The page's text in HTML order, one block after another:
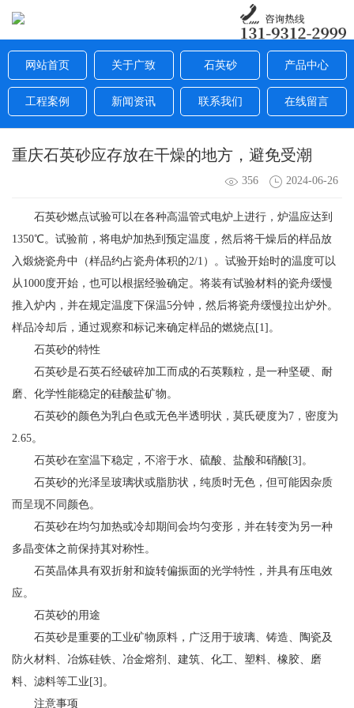
网站首页 关于广致 石英砂 产品中心
工程案例 新闻资讯 联系我们 在线留言
重庆石英砂应存放在干燥的地方，避免受潮
356 2024-06-26
石英砂燃点试验可以在各种高温管式电炉上进行，炉温应达到
1350℃。试验前，将电炉加热到预定温度，然后将干燥后的样品放
入煅烧瓷舟中（样品约占瓷舟体积的2/1）。试验开始时的温度可以
从1000度开始，也可以根据经验确定。将装有试验材料的瓷舟缓慢
推入炉内，并在规定温度下保温5分钟，然后将瓷舟缓慢拉出炉外。
样品冷却后，通过观察和标记来确定样品的燃烧点[1]。
石英砂的特性
石英砂是石英石经破碎加工而成的石英颗粒，是一种坚硬、耐
磨、化学性能稳定的硅酸盐矿物。
石英砂的颜色为乳白色或无色半透明状，莫氏硬度为7，密度为
2.65。
石英砂在室温下稳定，不溶于水、硫酸、盐酸和硝酸[3]。
石英砂的光泽呈玻璃状或脂肪状，纯质时无色，但可能因杂质
而呈现不同颜色。
石英砂在均匀加热或冷却期间会均匀变形，并在转变为另一种
多晶变体之前保持其对称性。
石英晶体具有双折射和旋转偏振面的光学特性，并具有压电效
应。
石英砂的用途
石英砂是重要的工业矿物原料，广泛用于玻璃、铸造、陶瓷及
防火材料、冶炼硅铁、冶金熔剂、建筑、化工、塑料、橡胶、磨
料、滤料等工业[3]。
注意事项